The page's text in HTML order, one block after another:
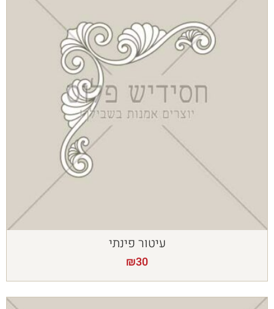
עיטור פינתי
₪30